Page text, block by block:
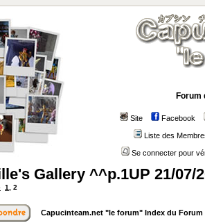
Forum
Site Facebook
Liste des
Se connecter pour
Gallery ^^p.1UP 21/07/
1 2
Capucinteam.net "le forum" Index du Forum